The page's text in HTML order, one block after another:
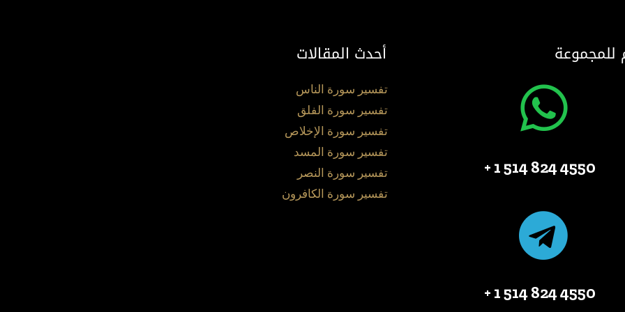
للمجموعة
4550 824 514 1 +
4550 824 514 1 +
أحدث المقالات
تفسير سورة الناس
تفسير سورة الفلق
تفسير سورة الإخلاص
تفسير سورة المسد
تفسير سورة النصر
تفسير سورة الكافرون